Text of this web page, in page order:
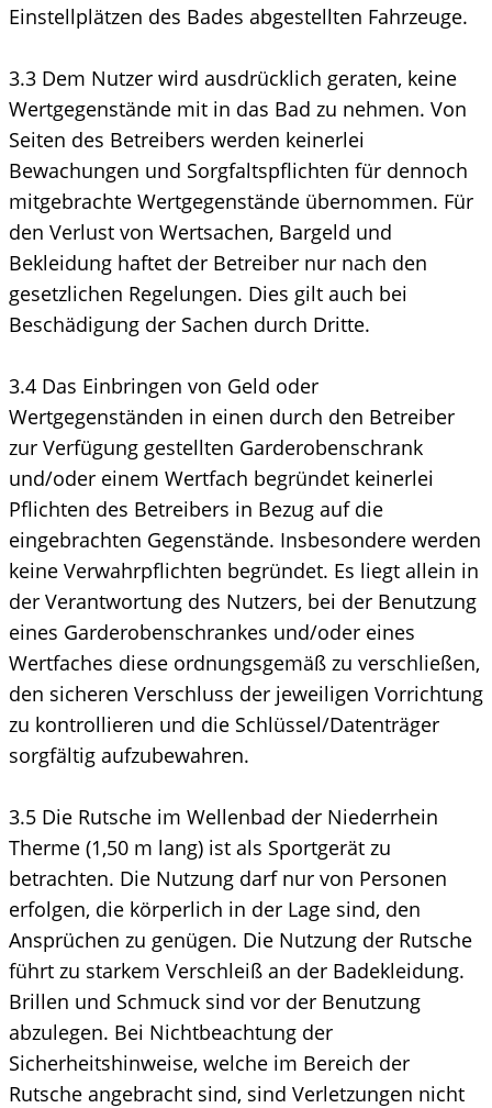
Einstellplätzen des Bades abgestellten Fahrzeuge.
3.3 Dem Nutzer wird ausdrücklich geraten, keine
Wertgegenstände mit in das Bad zu nehmen. Von
Seiten des Betreibers werden keinerlei
Bewachungen und Sorgfaltspflichten für dennoch
mitgebrachte Wertgegenstände übernommen. Für
den Verlust von Wertsachen, Bargeld und
Bekleidung haftet der Betreiber nur nach den
gesetzlichen Regelungen. Dies gilt auch bei
Beschädigung der Sachen durch Dritte.
3.4 Das Einbringen von Geld oder
Wertgegenständen in einen durch den Betreiber
zur Verfügung gestellten Garderobenschrank
und/oder einem Wertfach begründet keinerlei
Pflichten des Betreibers in Bezug auf die
eingebrachten Gegenstände. Insbesondere werden
keine Verwahrpflichten begründet. Es liegt allein in
der Verantwortung des Nutzers, bei der Benutzung
eines Garderobenschrankes und/oder eines
Wertfaches diese ordnungsgemäß zu verschließen,
den sicheren Verschluss der jeweiligen Vorrichtung
zu kontrollieren und die Schlüssel/Datenträger
sorgfältig aufzubewahren.
3.5 Die Rutsche im Wellenbad der Niederrhein
Therme (1,50 m lang) ist als Sportgerät zu
betrachten. Die Nutzung darf nur von Personen
erfolgen, die körperlich in der Lage sind, den
Ansprüchen zu genügen. Die Nutzung der Rutsche
führt zu starkem Verschleiß an der Badekleidung.
Brillen und Schmuck sind vor der Benutzung
abzulegen. Bei Nichtbeachtung der
Sicherheitshinweise, welche im Bereich der
Rutsche angebracht sind, sind Verletzungen nicht